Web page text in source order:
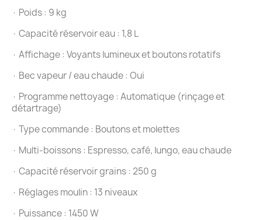
· Poids : 9 kg
· Capacité réservoir eau : 1,8 L
· Affichage : Voyants lumineux et boutons rotatifs
· Bec vapeur / eau chaude : Oui
· Programme nettoyage : Automatique (rinçage et
détartrage)
· Type commande : Boutons et molettes
· Multi-boissons : Espresso, café, lungo, eau chaude
· Capacité réservoir grains : 250 g
· Réglages moulin : 13 niveaux
· Puissance : 1450 W